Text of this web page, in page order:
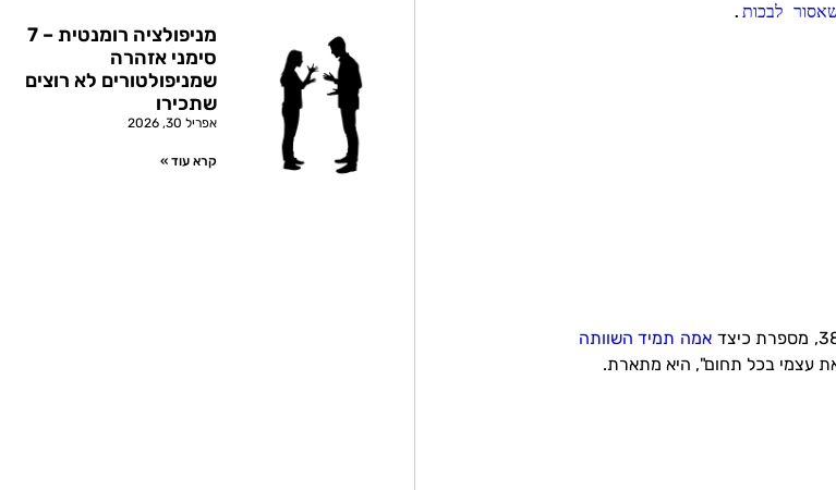
לבכות .
אמה תמיד השוותה
את עצמי בכל תחום", היא מתארת.
מניפולציה רומנטית – 7
סימני אזהרה
שמניפולטורים לא רוצים
שתכירו
אפריל 30, 2026
קרא עוד »